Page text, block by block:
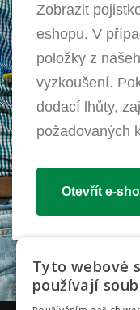
Zobrazit
eshopu. V
položky z
vyzkoušení.
dodací lhůty,
požadovaných
Otevřít e-
Tyto webové
používají